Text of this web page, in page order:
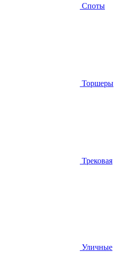
Споты
Торшеры
Трековая
Уличные